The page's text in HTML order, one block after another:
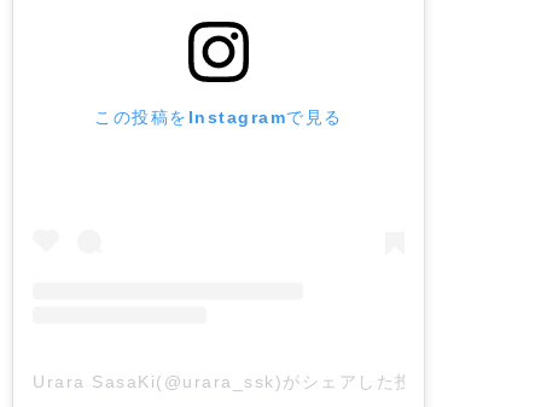
この投稿をInstagramで見る
Urara SasaKi(@urara_ssk)がシェアした投稿